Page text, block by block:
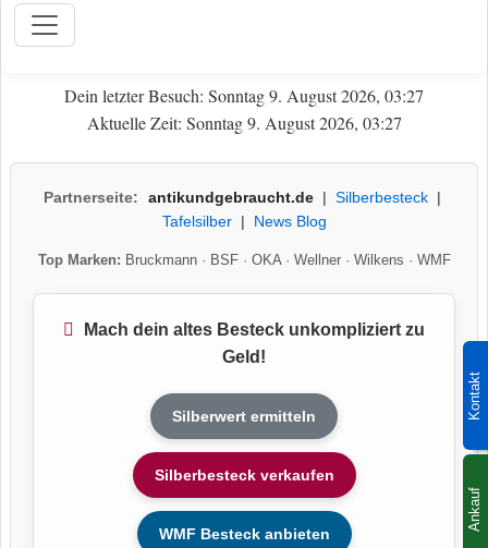
Kontakt
Ankauf
Dein letzter Besuch: Sonntag 9. August 2026, 03:27
Aktuelle Zeit: Sonntag 9. August 2026, 03:27
Partnerseite: antikundgebraucht.de| Silberbesteck|
Tafelsilber| News Blog
Top Marken: Bruckmann· BSF· OKA· Wellner· Wilkens · WMF
Mach dein altes Besteck unkompliziert zu
Geld!
Silberwert ermitteln
Silberbesteck verkaufen
WMF Besteck anbieten